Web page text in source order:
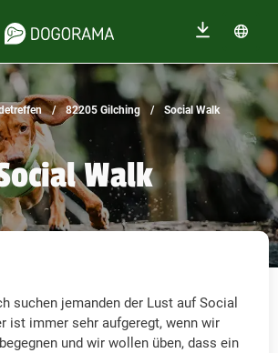
82205 Gilching Social Walk
Walk
suchen jemanden der Lust auf Social
ist immer sehr aufgeregt, wenn wir
und wir wollen üben, dass ein